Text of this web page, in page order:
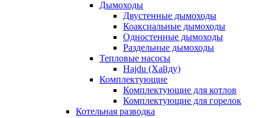
Дымоходы
Двустенные дымоходы
Коаксиальные дымоходы
Одностенные дымоходы
Раздельные дымоходы
Тепловые насосы
Hajdu (Хайду)
Комплектующие
Комплектующие для котлов
Комплектующие для горелок
Котельная разводка